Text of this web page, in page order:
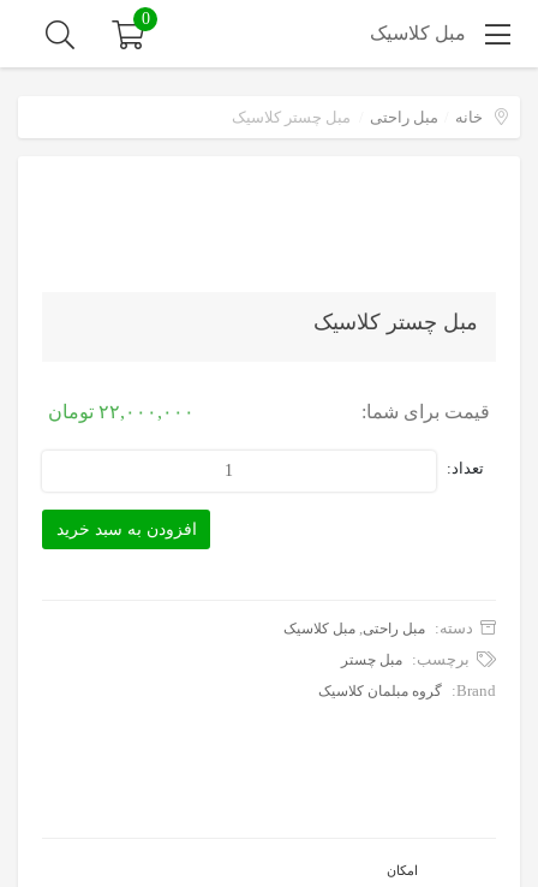
مبل کلاسیک
0
خانه مبل راحتی مبل چستر کلاسیک
مبل چستر کلاسیک
قیمت برای شما: تومان ۲۲,۰۰۰,۰۰۰
افزودن به سبد خرید
دسته: مبل راحتی, مبل کلاسیک
برچسب: مبل چستر
Brand: گروه مبلمان کلاسیک
امکان